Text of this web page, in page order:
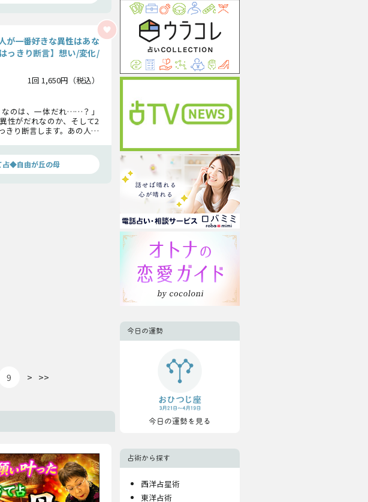
が一番好きな異性はあな
っきり断言】想い/変化/
1回 1,650円（税込）
なのは、一体だれ……？」
性がだれなのか、そして2
きり断言します。あの人の
占◆自由が丘の母
9 > >>
今日の運勢
今日の運勢を見る
占術から探す
西洋占星術
東洋占術